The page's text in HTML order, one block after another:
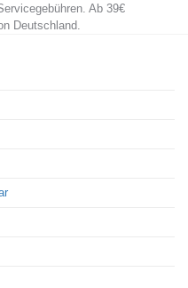
Ab 39€
Deutschland.